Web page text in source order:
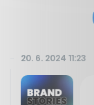
20. 6. 2024 11:23